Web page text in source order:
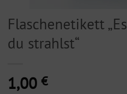
Flaschenetikett
du strahlst“
1,00 €